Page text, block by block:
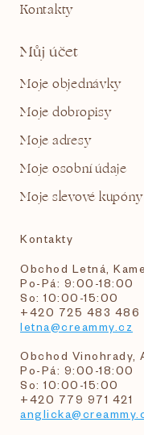
Kontakty
Můj účet
Moje objednávky
Moje dobropisy
Moje adresy
Moje osobní údaje
Moje slevové kupóny
Kontakty
Obchod Letná,
Po-Pá: 9:00-18:00
So: 10:00-15:00
+420 725 483 486
letna@creammy.cz
Obchod Vinohrady,
Po-Pá: 9:00-18:00
So: 10:00-15:00
+420 779 971 421